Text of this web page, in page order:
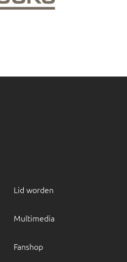
Lid worden
Multimedia
Fanshop